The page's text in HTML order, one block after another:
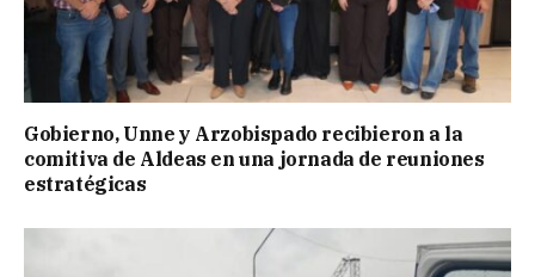
Gobierno, Unne y Arzobispado recibieron a la
comitiva de Aldeas en una jornada de reuniones
estratégicas